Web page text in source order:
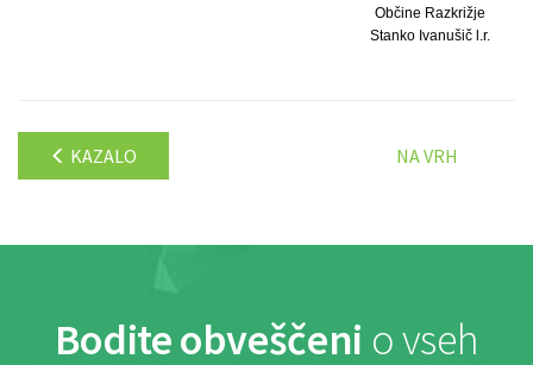
Občine Razkrižje
Stanko Ivanušič l.r.
KAZALO NA VRH
Bodite obveščeni o vseh